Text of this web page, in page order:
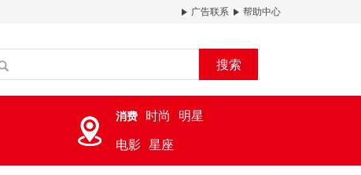
广告联系 帮助中心
搜索
消费 时尚 明星
电影 星座